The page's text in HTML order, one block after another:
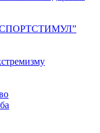
“СПОРТСТИМУЛ”